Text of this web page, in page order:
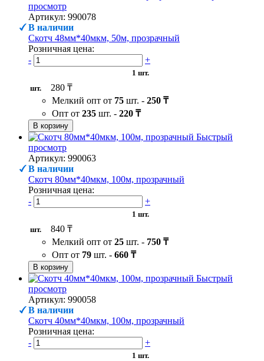
просмотр
Артикул: 990078
В наличии
Скотч 48мм*40мкм, 50м, прозрачный
Розничная цена:
-
+
1 шт.
шт.
280 ₸
Мелкий опт от 75 шт. - 250 ₸
Опт от 235 шт. - 220 ₸
В корзину
Быстрый
просмотр
Артикул: 990063
В наличии
Скотч 80мм*40мкм, 100м, прозрачный
Розничная цена:
-
+
1 шт.
шт.
840 ₸
Мелкий опт от 25 шт. - 750 ₸
Опт от 79 шт. - 660 ₸
В корзину
Быстрый
просмотр
Артикул: 990058
В наличии
Скотч 40мм*40мкм, 100м, прозрачный
Розничная цена:
-
+
1 шт.